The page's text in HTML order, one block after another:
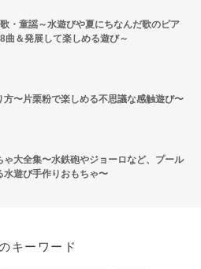
・童謡～水遊びや夏にちなんだ歌のピア
曲＆発展して楽しめる遊び～
方〜片栗粉で楽しめる不思議な感触遊び〜
ゃ大全集〜水鉄砲やジョーロなど、プール
水遊び手作りおもちゃ〜
キーワード